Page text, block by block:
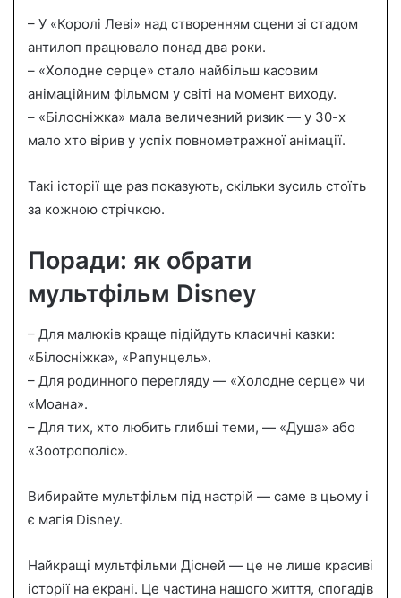
– У «Королі Леві» над створенням сцени зі стадом
антилоп працювало понад два роки.
– «Холодне серце» стало найбільш касовим
анімаційним фільмом у світі на момент виходу.
– «Білосніжка» мала величезний ризик — у 30-х
мало хто вірив у успіх повнометражної анімації.
Такі історії ще раз показують, скільки зусиль стоїть
за кожною стрічкою.
Поради: як обрати
мультфільм Disney
– Для малюків краще підійдуть класичні казки:
«Білосніжка», «Рапунцель».
– Для родинного перегляду — «Холодне серце» чи
«Моана».
– Для тих, хто любить глибші теми, — «Душа» або
«Зоотрополіс».
Вибирайте мультфільм під настрій — саме в цьому і
є магія Disney.
Найкращі мультфільми Дісней — це не лише красиві
історії на екрані. Це частина нашого життя, спогадів